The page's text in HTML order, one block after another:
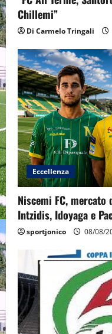
Chillemi”
Di Carmelo Tringali
Eccellenza
Niscemi FC,
Intzidis, Idoyaga e
sportjonico 08/08/